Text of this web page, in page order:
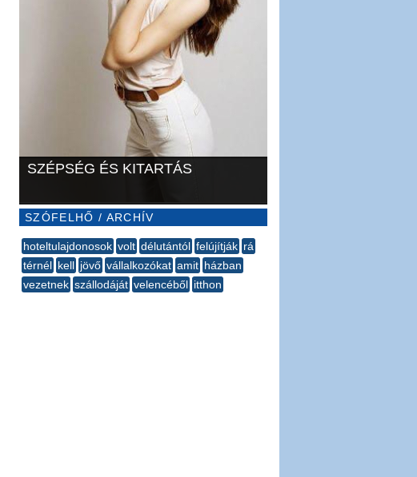
SZÉPSÉG ÉS KITARTÁS
SZÓFELHŐ / ARCHÍV
hoteltulajdonosok volt délutántól felújítják rá
térnél kell jövő vállalkozókat amit házban
vezetnek szállodáját velencéből itthon